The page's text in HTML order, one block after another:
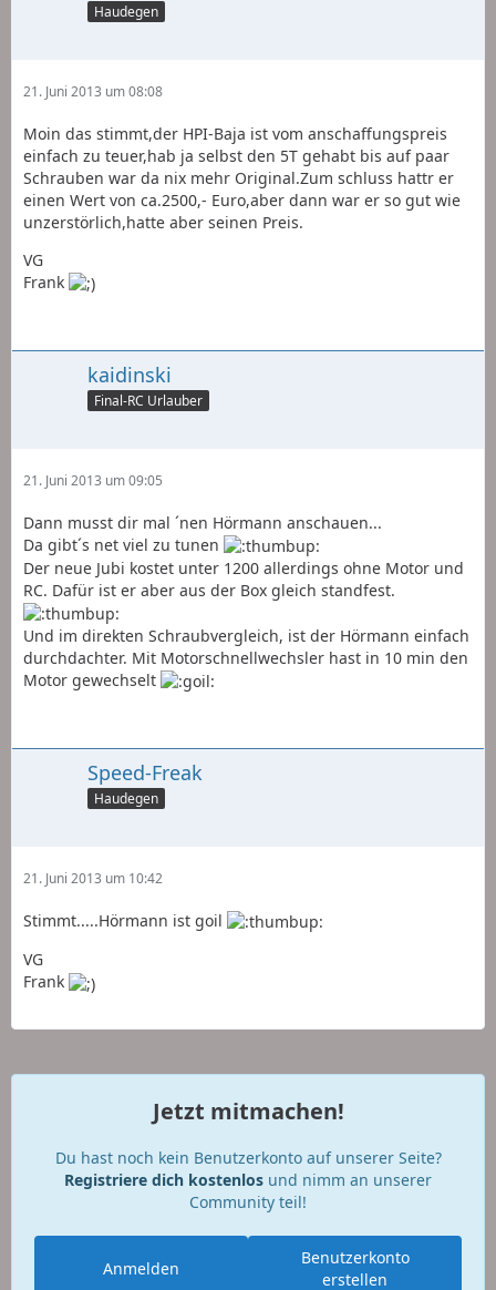
Haudegen
21. Juni 2013 um 08:08
Moin das stimmt,der HPI-Baja ist vom anschaffungspreis
einfach zu teuer,hab ja selbst den 5T gehabt bis auf paar
Schrauben war da nix mehr Original.Zum schluss hattr er
einen Wert von ca.2500,- Euro,aber dann war er so gut wie
unzerstörlich,hatte aber seinen Preis.
VG
Frank
kaidinski
Final-RC Urlauber
21. Juni 2013 um 09:05
Dann musst dir mal ´nen Hörmann anschauen...
Da gibt´s net viel zu tunen
Der neue Jubi kostet unter 1200 allerdings ohne Motor und
RC. Dafür ist er aber aus der Box gleich standfest.
Und im direkten Schraubvergleich, ist der Hörmann einfach
durchdachter. Mit Motorschnellwechsler hast in 10 min den
Motor gewechselt
Speed-Freak
Haudegen
21. Juni 2013 um 10:42
Stimmt.....Hörmann ist goil
VG
Frank
Jetzt mitmachen!
Du hast noch kein Benutzerkonto auf unserer Seite?
Registriere dich kostenlos und nimm an unserer
Community teil!
Benutzerkonto
erstellen
Anmelden